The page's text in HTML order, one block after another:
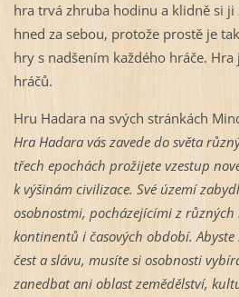
hra trvá zhruba hodinu a klidně si ji
hned za sebou, protože prostě je
hry s nadšením každého hráče.
hráčů.
Hru Hadara na svých stránkách
Hra Hadara vás zavede do světa
třech epochách prožijete vzestup
k výšinám civilizace. Své území
osobnostmi, pocházejícími z
kontinentů i časových období.
čest a slávu, musíte si osobnosti
zanedbat ani oblast zemědělství,